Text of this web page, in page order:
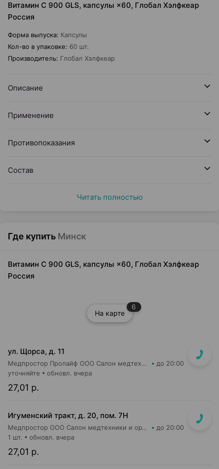
Витамин С 900 GLS, капсулы ×60, Глобал Хэлфкеар
Россия
Форма выпуска: Капсулы
Кол-во в упаковке: 60 шт.
Производитель: Глобал Хэлфкеар
Описание
Применение
Противопоказания
Состав
Читать полностью
Где купить Минск
Витамин С 900 GLS, капсулы ×60, Глобал Хэлфкеар
Россия
На карте
6
ул. Щорса, д. 11
Медпростор Пролайф ООО Салон медтехники и ортопедии №30 до 20:00
27,01 р.
уточняйте обновл. вчера
Игуменский тракт, д. 20, пом. 7Н
Медпростор ООО Салон медтехники и ортопедии №4 до 20:00
27,01 р.
1 шт. обновл. вчера